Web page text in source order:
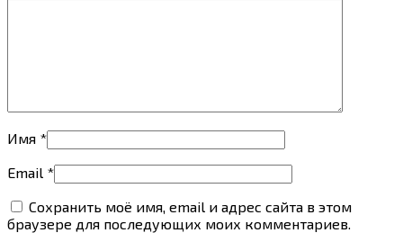
Имя *
Email *
Сохранить моё имя, email и адрес сайта в этом
браузере для последующих моих комментариев.